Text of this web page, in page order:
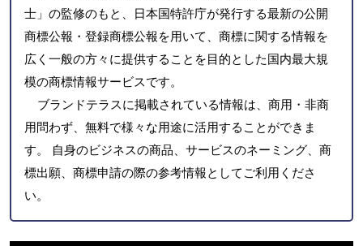
士」の監修のもと、日本国特許庁が発行する最新の公開
商標公報・登録商標公報を用いて、商標に関する情報を
広く一般の方々に提供することを目的とした国内最大規
模の商標情報サービスです。
ブランドテラスに掲載されている情報は、商用・非商
用問わず、無料で様々な用途に活用することができま
す。 自身のビジネスの商品、サービスのネーミング、商
標出願、商標申請の際の参考情報としてご利用くださ
い。